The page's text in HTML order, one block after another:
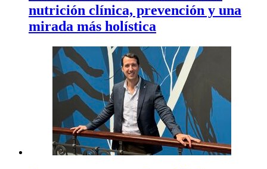
nutrición clínica, prevención y una
mirada más holística